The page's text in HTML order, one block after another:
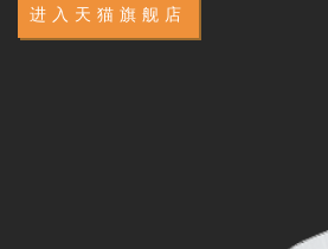
进入天猫旗舰店